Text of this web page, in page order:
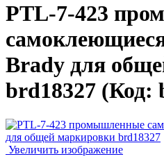
PTL-7-423
Brady для
brd18327 (Код:
Увеличить изображение